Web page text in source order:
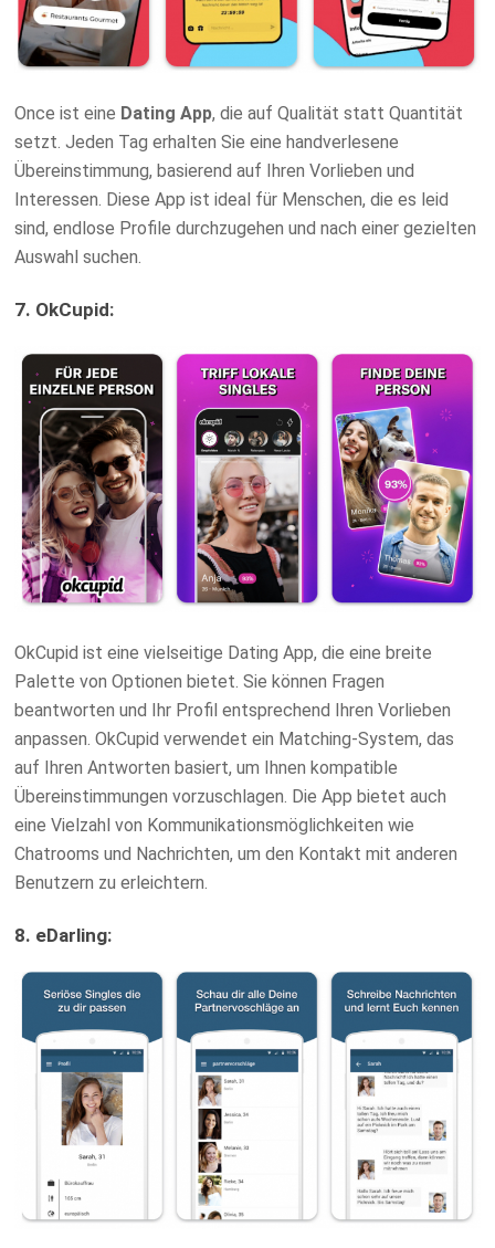
Once ist eine Dating App, die auf Qualität statt Quantität
setzt. Jeden Tag erhalten Sie eine handverlesene
Übereinstimmung, basierend auf Ihren Vorlieben und
Interessen. Diese App ist ideal für Menschen, die es leid
sind, endlose Profile durchzugehen und nach einer gezielten
Auswahl suchen.
7. OkCupid:
OkCupid ist eine vielseitige Dating App, die eine breite
Palette von Optionen bietet. Sie können Fragen
beantworten und Ihr Profil entsprechend Ihren Vorlieben
anpassen. OkCupid verwendet ein Matching-System, das
auf Ihren Antworten basiert, um Ihnen kompatible
Übereinstimmungen vorzuschlagen. Die App bietet auch
eine Vielzahl von Kommunikationsmöglichkeiten wie
Chatrooms und Nachrichten, um den Kontakt mit anderen
Benutzern zu erleichtern.
8. eDarling: